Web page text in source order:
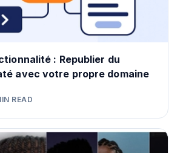
: Republier du
avec votre propre domaine
READ